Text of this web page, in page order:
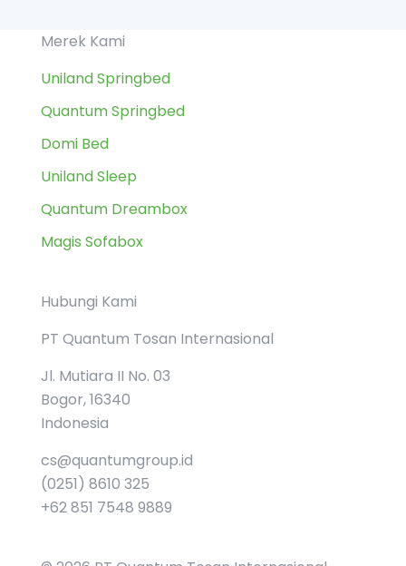
Merek Kami
Uniland Springbed
Quantum Springbed
Domi Bed
Uniland Sleep
Quantum Dreambox
Magis Sofabox
Hubungi Kami
PT Quantum Tosan Internasional
Jl. Mutiara II No. 03
Bogor, 16340
Indonesia
cs@quantumgroup.id
(0251) 8610 325
+62 851 7548 9889